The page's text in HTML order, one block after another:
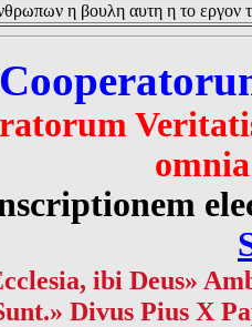
η βουλη αυτη η το εργον
ibi Deus»
Divus Pius X